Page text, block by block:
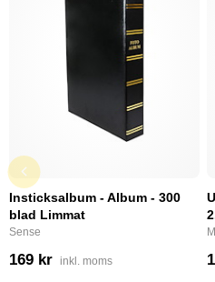
Insticksalbum - Album - 300
blad Limmat
Sense
169 kr inkl. moms